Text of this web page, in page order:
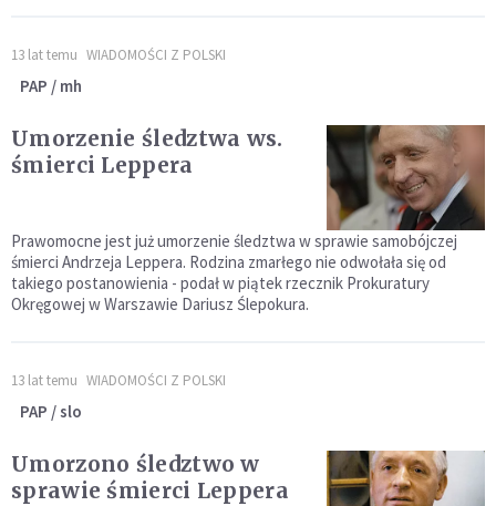
13 lat temu WIADOMOŚCI Z POLSKI
PAP / mh
Umorzenie śledztwa ws.
śmierci Leppera
Prawomocne jest już umorzenie śledztwa w sprawie samobójczej
śmierci Andrzeja Leppera. Rodzina zmarłego nie odwołała się od
takiego postanowienia - podał w piątek rzecznik Prokuratury
Okręgowej w Warszawie Dariusz Ślepokura.
13 lat temu WIADOMOŚCI Z POLSKI
PAP / slo
Umorzono śledztwo w
sprawie śmierci Leppera